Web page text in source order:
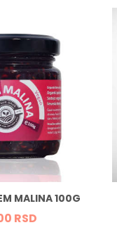
MALINA 100G
RSD